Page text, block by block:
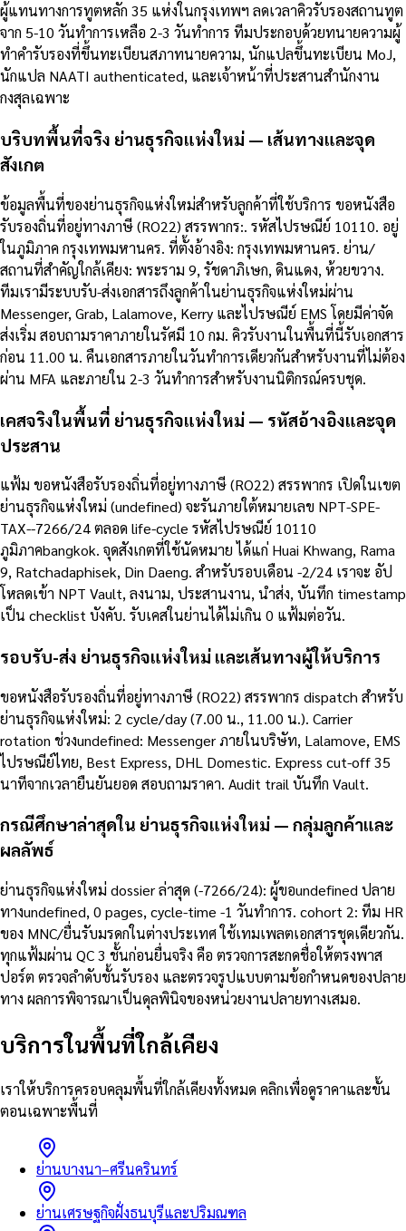
ผู้แทนทางการทูตหลัก 35 แห่งในกรุงเทพฯ ลดเวลาคิวรับรองสถานทูต
จาก 5-10 วันทำการเหลือ 2-3 วันทำการ ทีมประกอบด้วยทนายความผู้
ทำคำรับรองที่ขึ้นทะเบียนสภาทนายความ, นักแปลขึ้นทะเบียน MoJ,
นักแปล NAATI authenticated, และเจ้าหน้าที่ประสานสำนักงาน
กงสุลเฉพาะ
บริบทพื้นที่จริง ย่านธุรกิจแห่งใหม่ — เส้นทางและจุด
สังเกต
ข้อมูลพื้นที่ของย่านธุรกิจแห่งใหม่สำหรับลูกค้าที่ใช้บริการ ขอหนังสือ
รับรองถิ่นที่อยู่ทางภาษี (RO22) สรรพากร:. รหัสไปรษณีย์ 10110. อยู่
ในภูมิภาค กรุงเทพมหานคร. ที่ตั้งอ้างอิง: กรุงเทพมหานคร. ย่าน/
สถานที่สำคัญใกล้เคียง: พระราม 9, รัชดาภิเษก, ดินแดง, ห้วยขวาง.
ทีมเรามีระบบรับ-ส่งเอกสารถึงลูกค้าในย่านธุรกิจแห่งใหม่ผ่าน
Messenger, Grab, Lalamove, Kerry และไปรษณีย์ EMS โดยมีค่าจัด
ส่งเริ่ม สอบถามราคาภายในรัศมี 10 กม. คิวรับงานในพื้นที่นี้รับเอกสาร
ก่อน 11.00 น. คืนเอกสารภายในวันทำการเดียวกันสำหรับงานที่ไม่ต้อง
ผ่าน MFA และภายใน 2-3 วันทำการสำหรับงานนิติกรณ์ครบชุด.
เคสจริงในพื้นที่ ย่านธุรกิจแห่งใหม่ — รหัสอ้างอิงและจุด
ประสาน
แฟ้ม ขอหนังสือรับรองถิ่นที่อยู่ทางภาษี (RO22) สรรพากร เปิดในเขต
ย่านธุรกิจแห่งใหม่ (undefined) จะรันภายใต้หมายเลข NPT-SPE-
TAX--7266/24 ตลอด life-cycle รหัสไปรษณีย์ 10110
ภูมิภาคbangkok. จุดสังเกตที่ใช้นัดหมาย ได้แก่ Huai Khwang, Rama
9, Ratchadaphisek, Din Daeng. สำหรับรอบเดือน -2/24 เราจะ อัป
โหลดเข้า NPT Vault, ลงนาม, ประสานงาน, นำส่ง, บันทึก timestamp
เป็น checklist บังคับ. รับเคสในย่านได้ไม่เกิน 0 แฟ้มต่อวัน.
รอบรับ-ส่ง ย่านธุรกิจแห่งใหม่ และเส้นทางผู้ให้บริการ
ขอหนังสือรับรองถิ่นที่อยู่ทางภาษี (RO22) สรรพากร dispatch สำหรับ
ย่านธุรกิจแห่งใหม่: 2 cycle/day (7.00 น., 11.00 น.). Carrier
rotation ช่วงundefined: Messenger ภายในบริษัท, Lalamove, EMS
ไปรษณีย์ไทย, Best Express, DHL Domestic. Express cut-off 35
นาทีจากเวลายืนยันยอด สอบถามราคา. Audit trail บันทึก Vault.
กรณีศึกษาล่าสุดใน ย่านธุรกิจแห่งใหม่ — กลุ่มลูกค้าและ
ผลลัพธ์
ย่านธุรกิจแห่งใหม่ dossier ล่าสุด (-7266/24): ผู้ขอundefined ปลาย
ทางundefined, 0 pages, cycle-time -1 วันทำการ. cohort 2: ทีม HR
ของ MNC/ยื่นรับมรดกในต่างประเทศ ใช้เทมเพลตเอกสารชุดเดียวกัน.
ทุกแฟ้มผ่าน QC 3 ชั้นก่อนยื่นจริง คือ ตรวจการสะกดชื่อให้ตรงพาส
ปอร์ต ตรวจลำดับชั้นรับรอง และตรวจรูปแบบตามข้อกำหนดของปลาย
ทาง ผลการพิจารณาเป็นดุลพินิจของหน่วยงานปลายทางเสมอ.
บริการในพื้นที่ใกล้เคียง
เราให้บริการครอบคลุมพื้นที่ใกล้เคียงทั้งหมด คลิกเพื่อดูราคาและขั้น
ตอนเฉพาะพื้นที่
ย่านบางนา–ศรีนครินทร์
ย่านเศรษฐกิจฝั่งธนบุรีและปริมณฑล